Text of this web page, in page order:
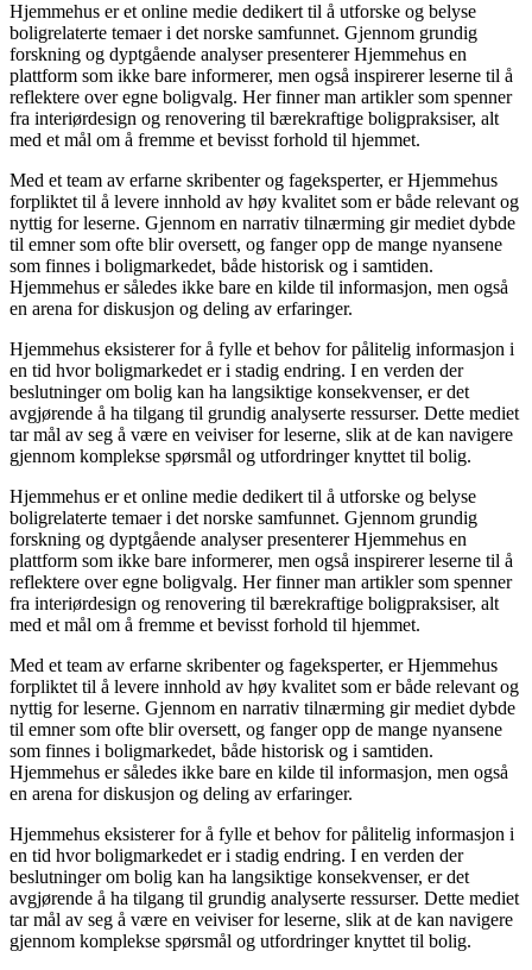
Hjemmehus er et online medie dedikert til å utforske og belyse
boligrelaterte temaer i det norske samfunnet. Gjennom grundig
forskning og dyptgående analyser presenterer Hjemmehus en
plattform som ikke bare informerer, men også inspirerer leserne til å
reflektere over egne boligvalg. Her finner man artikler som spenner
fra interiørdesign og renovering til bærekraftige boligpraksiser, alt
med et mål om å fremme et bevisst forhold til hjemmet.
Med et team av erfarne skribenter og fageksperter, er Hjemmehus
forpliktet til å levere innhold av høy kvalitet som er både relevant og
nyttig for leserne. Gjennom en narrativ tilnærming gir mediet dybde
til emner som ofte blir oversett, og fanger opp de mange nyansene
som finnes i boligmarkedet, både historisk og i samtiden.
Hjemmehus er således ikke bare en kilde til informasjon, men også
en arena for diskusjon og deling av erfaringer.
Hjemmehus eksisterer for å fylle et behov for pålitelig informasjon i
en tid hvor boligmarkedet er i stadig endring. I en verden der
beslutninger om bolig kan ha langsiktige konsekvenser, er det
avgjørende å ha tilgang til grundig analyserte ressurser. Dette mediet
tar mål av seg å være en veiviser for leserne, slik at de kan navigere
gjennom komplekse spørsmål og utfordringer knyttet til bolig.
Hjemmehus er et online medie dedikert til å utforske og belyse
boligrelaterte temaer i det norske samfunnet. Gjennom grundig
forskning og dyptgående analyser presenterer Hjemmehus en
plattform som ikke bare informerer, men også inspirerer leserne til å
reflektere over egne boligvalg. Her finner man artikler som spenner
fra interiørdesign og renovering til bærekraftige boligpraksiser, alt
med et mål om å fremme et bevisst forhold til hjemmet.
Med et team av erfarne skribenter og fageksperter, er Hjemmehus
forpliktet til å levere innhold av høy kvalitet som er både relevant og
nyttig for leserne. Gjennom en narrativ tilnærming gir mediet dybde
til emner som ofte blir oversett, og fanger opp de mange nyansene
som finnes i boligmarkedet, både historisk og i samtiden.
Hjemmehus er således ikke bare en kilde til informasjon, men også
en arena for diskusjon og deling av erfaringer.
Hjemmehus eksisterer for å fylle et behov for pålitelig informasjon i
en tid hvor boligmarkedet er i stadig endring. I en verden der
beslutninger om bolig kan ha langsiktige konsekvenser, er det
avgjørende å ha tilgang til grundig analyserte ressurser. Dette mediet
tar mål av seg å være en veiviser for leserne, slik at de kan navigere
gjennom komplekse spørsmål og utfordringer knyttet til bolig.